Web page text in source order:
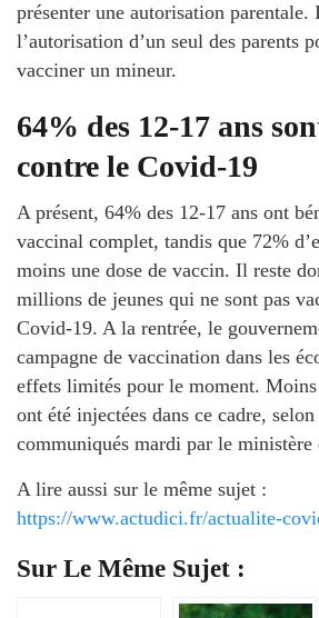
présenter une autorisation
l’autorisation d’un seul des parents
vacciner un mineur.
64% des 12-17 ans
contre le Covid-19
A présent, 64% des 12-17 ans ont
vaccinal complet, tandis que 72%
moins une dose de vaccin. Il reste
millions de jeunes qui ne sont pas
Covid-19. A la rentrée, le
campagne de vaccination dans les
effets limités pour le moment. Moins
ont été injectées dans ce cadre,
communiqués mardi par le ministère
A lire aussi sur le même sujet :
https://www.actudici.fr/actualite-
Sur Le Même Sujet :